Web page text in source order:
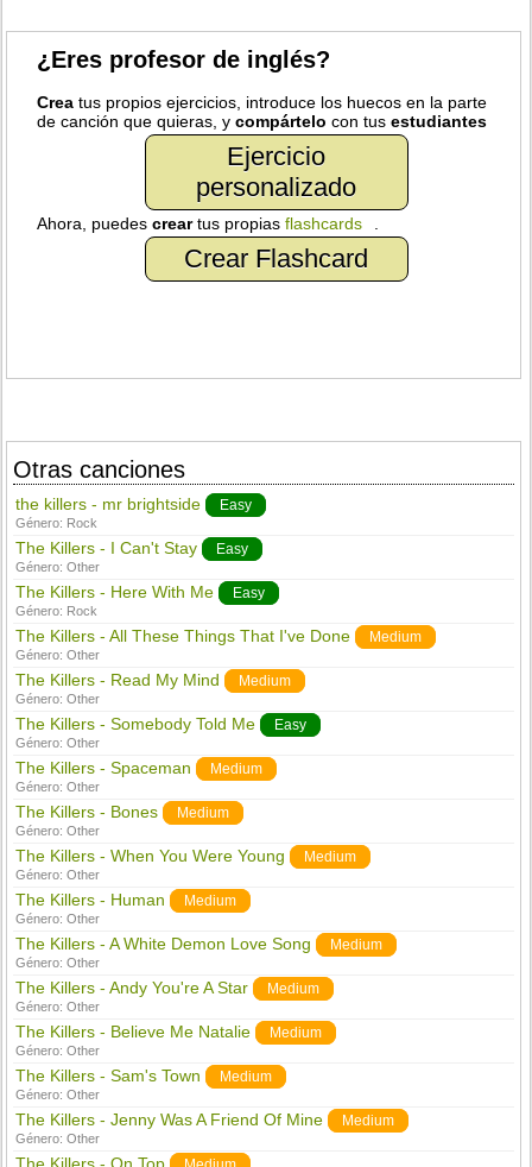
¿Eres profesor de inglés?
Crea tus propios ejercicios, introduce los huecos en la parte
de canción que quieras, ycompártelo con tusestudiantes
Ejercicio
personalizado
Ahora, puedescreartus propiasflashcards
Crear Flashcard
Otras canciones
the killers - mr brightside Easy
Género: Rock
The Killers - I Can't Stay Easy
Género:Other
The Killers - Here With Me Easy
Género: Rock
The Killers - All These Things That I've Done Medium
Género:Other
The Killers - Read My Mind Medium
Género:Other
The Killers - Somebody Told Me Easy
Género:Other
The Killers - Spaceman Medium
Género:Other
The Killers - Bones Medium
Género:Other
The Killers - When You Were Young Medium
Género:Other
The Killers - Human Medium
Género:Other
The Killers - A White Demon Love Song Medium
Género:Other
The Killers - Andy You're A Star Medium
Género:Other
The Killers - Believe Me Natalie Medium
Género:Other
The Killers - Sam's Town Medium
Género:Other
The Killers - Jenny Was A Friend Of Mine Medium
Género:Other